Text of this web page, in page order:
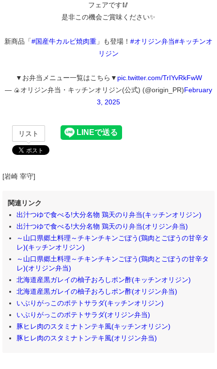
フェアです🥢
是非この機会ご賞味ください✨
新商品「#国産牛カルビ焼肉重 」も登場！ #オリジン弁当#キッチンオ
リジン
▼お弁当メニュー一覧はこちら▼ pic.twitter.com/TrIYvRkFwW
— 🍙オリジン弁当・キッチンオリジン(公式) (@origin_PR)February
3, 2025
リスト
[岩崎 宰守]
関連リンク
出汁つゆで食べる!大分名物 鶏天のり弁当(キッチンオリジン)
出汁つゆで食べる!大分名物 鶏天のり弁当(オリジン弁当)
～山口県郷土料理～チキンチキンごぼう(鶏肉とごぼうの甘辛タ
レ)(キッチンオリジン)
～山口県郷土料理～チキンチキンごぼう(鶏肉とごぼうの甘辛タ
レ)(オリジン弁当)
北海道産黒ガレイの柚子おろしポン酢(キッチンオリジン)
北海道産黒ガレイの柚子おろしポン酢(オリジン弁当)
いぶりがっこのポテトサラダ(キッチンオリジン)
いぶりがっこのポテトサラダ(オリジン弁当)
豚ヒレ肉のスタミナトンテキ風(キッチンオリジン)
豚ヒレ肉のスタミナトンテキ風(オリジン弁当)